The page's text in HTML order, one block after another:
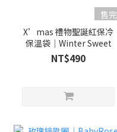
售完
X’mas 禮物聖誕紅保冷
保溫袋｜Winter Sweet
NT$490